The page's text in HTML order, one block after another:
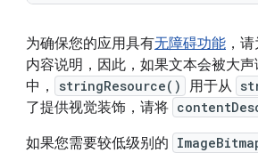
为确保您的应用具有无障碍功能 ，
内容说明，因此，如果文本会被大
中，
stringResource() 用于从
了提供视觉装饰，请将
如果您需要较低级别的